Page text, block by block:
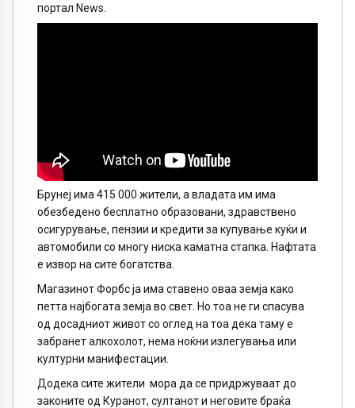
портал News.
Брунеј има 415 000 жители, а владата им има
обезбедено бесплатно образовани, здравствено
осигурување, пензии и кредити за купување куќи и
автомобили со многу ниска каматна стапка. Нафтата
е извор на сите богатства.
Магазинот Форбс ја има ставено оваа земја како
петта најбогата земја во свет. Но тоа не ги спасува
од досадниот живот со оглед на тоа дека таму е
забранет алкохолот, нема ноќни излегувања или
културни манифестации.
Додека сите жители мора да се придржуваат до
законите од Куранот, султанот и неговите браќа